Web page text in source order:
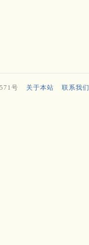
号 关于本站 联系我们